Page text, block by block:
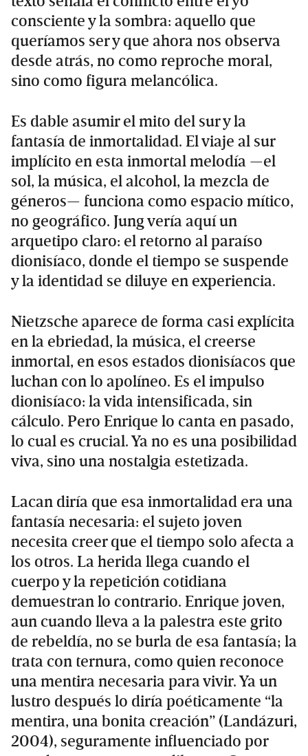
consciente y la sombra: aquello que
queríamos ser y que ahora nos observa
desde atrás, no como reproche moral,
sino como figura melancólica.
Es dable asumir el mito del sur y la
fantasía de inmortalidad. El viaje al sur
implícito en esta inmortal melodía —el
sol, la música, el alcohol, la mezcla de
géneros— funciona como espacio mítico,
no geográfico. Jung vería aquí un
arquetipo claro: el retorno al paraíso
dionisíaco, donde el tiempo se suspende
y la identidad se diluye en experiencia.
Nietzsche aparece de forma casi explícita
en la ebriedad, la música, el creerse
inmortal, en esos estados dionisíacos que
luchan con lo apolíneo. Es el impulso
dionisíaco: la vida intensificada, sin
cálculo. Pero Enrique lo canta en pasado,
lo cual es crucial. Ya no es una posibilidad
viva, sino una nostalgia estetizada.
Lacan diría que esa inmortalidad era una
fantasía necesaria: el sujeto joven
necesita creer que el tiempo solo afecta a
los otros. La herida llega cuando el
cuerpo y la repetición cotidiana
demuestran lo contrario. Enrique joven,
aun cuando lleva a la palestra este grito
de rebeldía, no se burla de esa fantasía; la
trata con ternura, como quien reconoce
una mentira necesaria para vivir. Ya un
lustro después lo diría poéticamente “la
mentira, una bonita creación” (Landázuri,
2004), seguramente influenciado por